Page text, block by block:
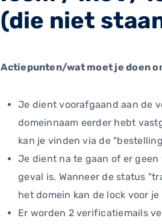
(die niet
Actiepunten/wat moet je doen
Je dient voorafgaand aan de
domeinnaam eerder hebt
kan je vinden via de
Je dient na te gaan of er
geval is. Wanneer de status
het domein kan de lock voor
Er worden 2 verificatiemails